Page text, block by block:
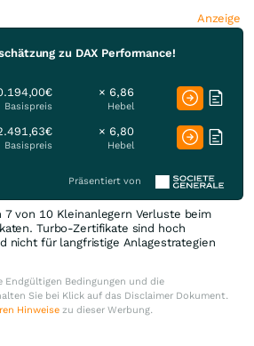
Anzeige
zu DAX Performance!
Basispreis
× 6,86
Hebel
Basispreis
× 6,80
Hebel
Präsentiert von
von 10 Kleinanlegern Verluste beim
Turbo-Zertifikate sind hoch
nicht für langfristige Anlagestrategien
Endgültigen Bedingungen und die
Sie bei Klick auf das Disclaimer Dokument.
Hinweise zu dieser Werbung.